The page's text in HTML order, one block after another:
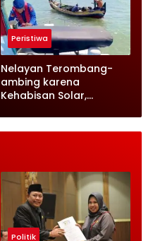
Peristiwa
Nelayan Terombang-
ambing karena
Kehabisan Solar,
Datang Tepat Waktu
Politik